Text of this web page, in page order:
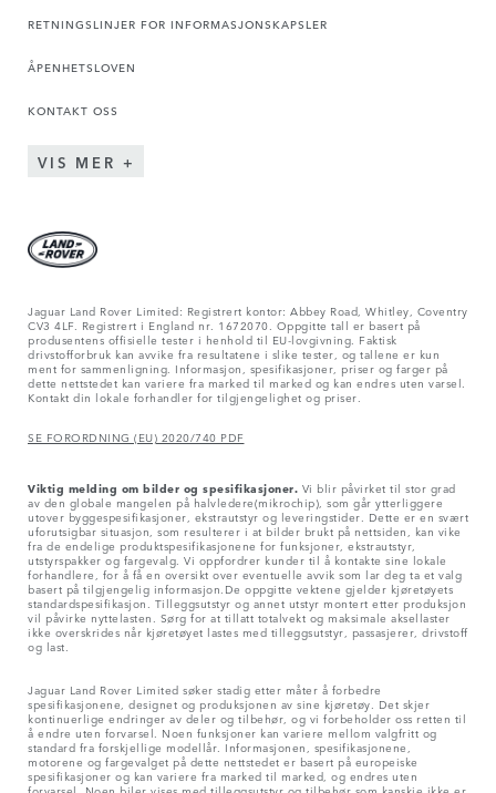
RETNINGSLINJER FOR INFORMASJONSKAPSLER
ÅPENHETSLOVEN
KONTAKT OSS
VIS MER
Jaguar Land Rover Limited: Registrert kontor: Abbey Road, Whitley, Coventry
CV3 4LF. Registrert i England nr. 1672070. Oppgitte tall er basert på
produsentens offisielle tester i henhold til EU-lovgivning. Faktisk
drivstofforbruk kan avvike fra resultatene i slike tester, og tallene er kun
ment for sammenligning. Informasjon, spesifikasjoner, priser og farger på
dette nettstedet kan variere fra marked til marked og kan endres uten varsel.
Kontakt din lokale forhandler for tilgjengelighet og priser.
SE FORORDNING (EU) 2020/740 PDF
Viktig melding om bilder og spesifikasjoner. Vi blir påvirket til stor grad
av den globale mangelen på halvledere(mikrochip), som går ytterliggere
utover byggespesifikasjoner, ekstrautstyr og leveringstider. Dette er en svært
uforutsigbar situasjon, som resulterer i at bilder brukt på nettsiden, kan vike
fra de endelige produktspesifikasjonene for funksjoner, ekstrautstyr,
utstyrspakker og fargevalg. Vi oppfordrer kunder til å kontakte sine lokale
forhandlere, for å få en oversikt over eventuelle avvik som lar deg ta et valg
basert på tilgjengelig informasjon.De oppgitte vektene gjelder kjøretøyets
standardspesifikasjon. Tilleggsutstyr og annet utstyr montert etter produksjon
vil påvirke nyttelasten. Sørg for at tillatt totalvekt og maksimale aksellaster
ikke overskrides når kjøretøyet lastes med tilleggsutstyr, passasjerer, drivstoff
og last.
Jaguar Land Rover Limited søker stadig etter måter å forbedre
spesifikasjonene, designet og produksjonen av sine kjøretøy. Det skjer
kontinuerlige endringer av deler og tilbehør, og vi forbeholder oss retten til
å endre uten forvarsel. Noen funksjoner kan variere mellom valgfritt og
standard fra forskjellige modellår. Informasjonen, spesifikasjonene,
motorene og fargevalget på dette nettstedet er basert på europeiske
spesifikasjoner og kan variere fra marked til marked, og endres uten